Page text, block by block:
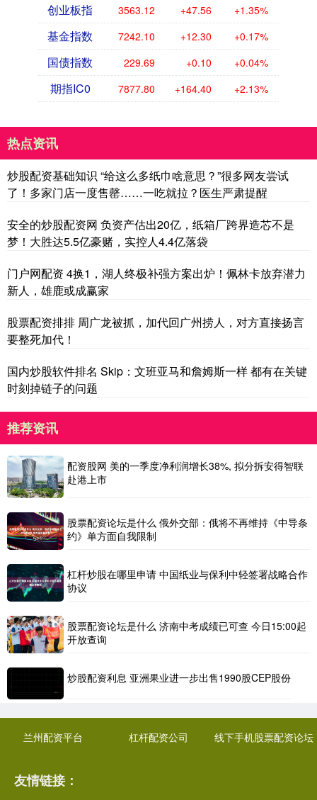
创业板指 3563.12 +47.56 +1.35%
基金指数 7242.10 +12.30 +0.17%
国债指数 229.69 +0.10 +0.04%
期指IC0 7877.80 +164.40 +2.13%
热点资讯
炒股配资基础知识 “给这么多纸巾啥意思？”很多网友尝试
了！多家门店一度售罄……一吃就拉？医生严肃提醒
安全的炒股配资网 负资产估出20亿，纸箱厂跨界造芯不是
梦！大胜达5.5亿豪赌，实控人4.4亿落袋
门户网配资 4换1，湖人终极补强方案出炉！佩林卡放弃潜力
新人，雄鹿或成赢家
股票配资排排 周广龙被抓，加代回广州捞人，对方直接扬言
要整死加代！
国内炒股软件排名 Skip：文班亚马和詹姆斯一样 都有在关键
时刻掉链子的问题
推荐资讯
配资股网 美的一季度净利润增长38%, 拟分拆安得智联
赴港上市
股票配资论坛是什么 俄外交部：俄将不再维持《中导条
约》单方面自我限制
杠杆炒股在哪里申请 中国纸业与保利中轻签署战略合作
协议
股票配资论坛是什么 济南中考成绩已可查 今日15:00起
开放查询
炒股配资利息 亚洲果业进一步出售1990股CEP股份
兰州配资平台 杠杆配资公司 线下手机股票配资论坛
友情链接：